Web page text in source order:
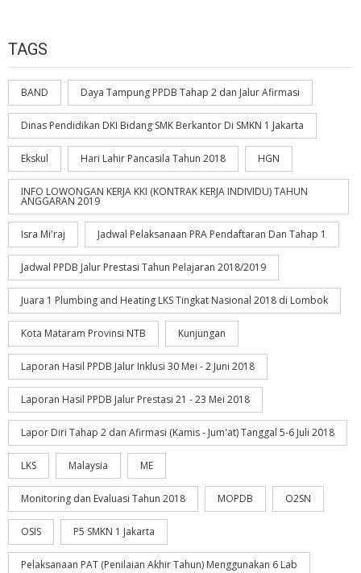
TAGS
BAND Daya Tampung PPDB Tahap 2 dan Jalur Afirmasi
Dinas Pendidikan DKI Bidang SMK Berkantor Di SMKN 1 Jakarta
Ekskul Hari Lahir Pancasila Tahun 2018 HGN
INFO LOWONGAN KERJA KKI (KONTRAK KERJA INDIVIDU) TAHUN
ANGGARAN 2019
Isra Mi'raj Jadwal Pelaksanaan PRA Pendaftaran Dan Tahap 1
Jadwal PPDB Jalur Prestasi Tahun Pelajaran 2018/2019
Juara 1 Plumbing and Heating LKS Tingkat Nasional 2018 di Lombok
Kota Mataram Provinsi NTB Kunjungan
Laporan Hasil PPDB Jalur Inklusi 30 Mei - 2 Juni 2018
Laporan Hasil PPDB Jalur Prestasi 21 - 23 Mei 2018
Lapor Diri Tahap 2 dan Afirmasi (Kamis - Jum'at) Tanggal 5-6 Juli 2018
LKS Malaysia ME
Monitoring dan Evaluasi Tahun 2018 MOPDB O2SN
OSIS P5 SMKN 1 Jakarta
Pelaksanaan PAT (Penilaian Akhir Tahun) Menggunakan 6 Lab